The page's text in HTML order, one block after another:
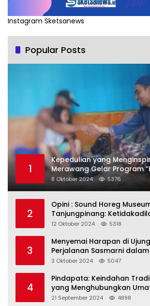
Instagram Sketsanews
Popular Posts
1
Kepedulian yang
Merawang Gelar Program
Segenggam Beras”
8 Oktober 2024 5376
2
Opini : Sound Horeg
Tanjungpinang:
Representasi
12 Oktober 2024 5318
3
Menyemai Harapan di
Perjalanan Sasmarni
Hati dan Jiwa
3 Oktober 2024 5047
4
Pindapata: Keindahan
yang Menghubungkan
Spiritualitas dan
21 September 2024 4898